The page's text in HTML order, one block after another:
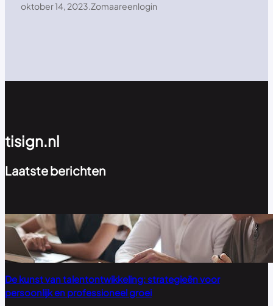
oktober 14, 2023.Zomaareenlogin
tisign.nl
Laatste berichten
De kunst van talentontwikkeling: strategieën voor
persoonlijk en professioneel groei